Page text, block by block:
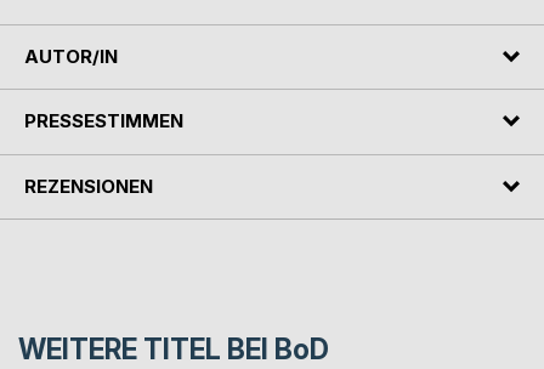
AUTOR/IN
PRESSESTIMMEN
REZENSIONEN
WEITERE TITEL BEI BoD